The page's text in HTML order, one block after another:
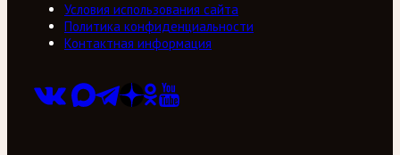
Условия использования сайта
Политика конфиденциальности
Контактная информация